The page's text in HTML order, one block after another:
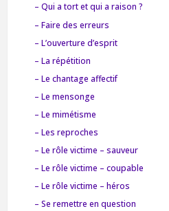
– Qui a tort et qui a raison ?
– Faire des erreurs
– L’ouverture d’esprit
– La répétition
– Le chantage affectif
– Le mensonge
– Le mimétisme
– Les reproches
– Le rôle victime – sauveur
– Le rôle victime – coupable
– Le rôle victime – héros
– Se remettre en question